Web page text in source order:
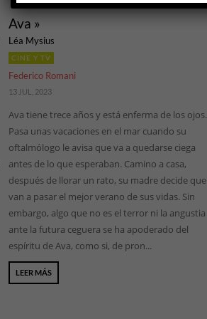
Ava »
Léa Mysius
CINE Y TV
Federico Romani
13 JUL, 2023
Ava tiene trece años y está enferma de los ojos.
Pasa unas vacaciones en el mar cuando su
oftalmólogo le avisa que va a quedarse ciega
antes de lo que esperaban. Camino a casa,
después de llorar un rato, su madre decide que
van a pasar el mejor verano de sus vidas. Sin
embargo, algo que no es el terror ni la angustia
ante la futura ceguera se ha apoderado del
espíritu de Ava, como si, de pron...
LEER MÁS